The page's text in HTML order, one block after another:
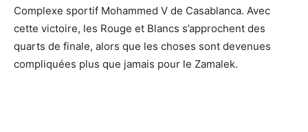
Complexe sportif Mohammed V de Casablanca. Avec
cette victoire, les Rouge et Blancs s’approchent des
quarts de finale, alors que les choses sont devenues
compliquées plus que jamais pour le Zamalek.